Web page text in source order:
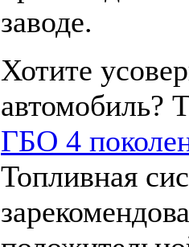
заводе.
Хотите
автомобиль?
ГБО 4
Топливная